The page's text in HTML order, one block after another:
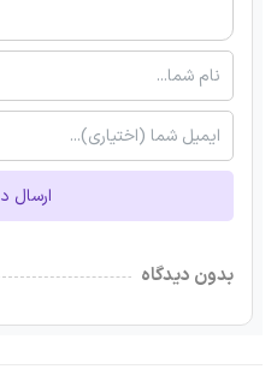
ارسال
بدون دیدگاه